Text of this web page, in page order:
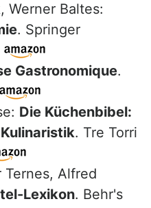
Werner Baltes:
. Springer
Gastronomique.
Die Küchenbibel:
. Tre Torri
Ternes, Alfred
Lexikon. Behr's